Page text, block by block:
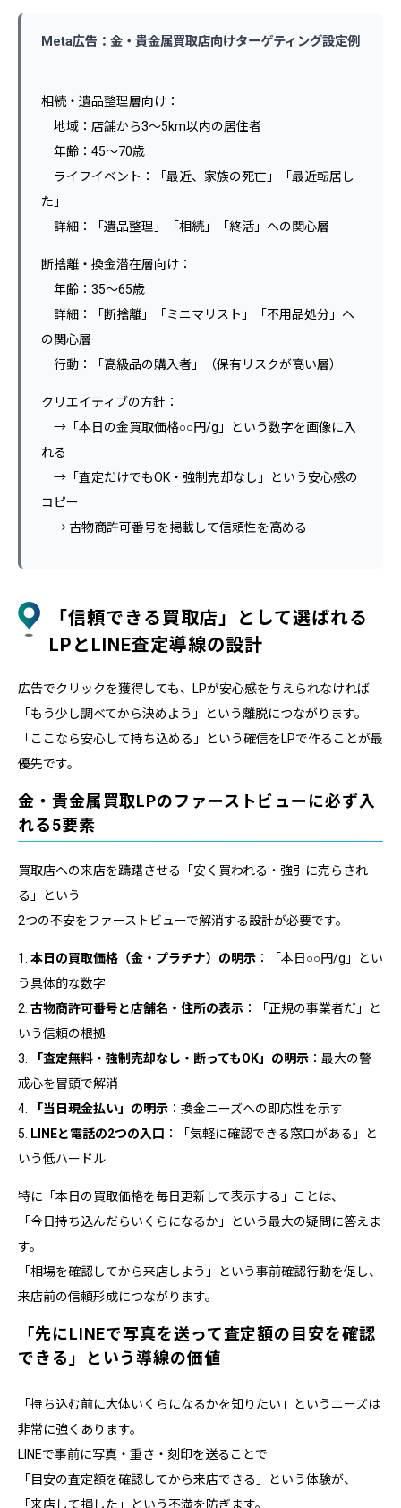
Meta広告：金・貴金属買取店向けターゲティング設定例
相続・遺品整理層向け：
地域：店舗から3〜5km以内の居住者
年齢：45〜70歳
ライフイベント：「最近、家族の死亡」「最近転居し
た」
詳細：「遺品整理」「相続」「終活」への関心層
断捨離・換金潜在層向け：
年齢：35〜65歳
詳細：「断捨離」「ミニマリスト」「不用品処分」へ
の関心層
行動：「高級品の購入者」（保有リスクが高い層）
クリエイティブの方針：
→「本日の金買取価格○○円/g」という数字を画像に入
れる
→「査定だけでもOK・強制売却なし」という安心感の
コピー
→ 古物商許可番号を掲載して信頼性を高める
「信頼できる買取店」として選ばれる
LPとLINE査定導線の設計
広告でクリックを獲得しても、LPが安心感を与えられなければ
「もう少し調べてから決めよう」という離脱につながります。
「ここなら安心して持ち込める」という確信をLPで作ることが最
優先です。
金・貴金属買取LPのファーストビューに必ず入
れる5要素
買取店への来店を躊躇させる「安く買われる・強引に売らされ
る」という
2つの不安をファーストビューで解消する設計が必要です。
1. 本日の買取価格（金・プラチナ）の明示 ：「本日○○円/g」とい
う具体的な数字
2. 古物商許可番号と店舗名・住所の表示 ：「正規の事業者だ」と
いう信頼の根拠
3.
「査定無料・強制売却なし・断ってもOK」の明示 ：最大の警
戒心を冒頭で解消
4.
「当日現金払い」の明示 ：換金ニーズへの即応性を示す
5.
LINEと電話の2つの入口 ：「気軽に確認できる窓口がある」と
いう低ハードル
特に「本日の買取価格を毎日更新して表示する」ことは、
「今日持ち込んだらいくらになるか」という最大の疑問に答えま
す。
「相場を確認してから来店しよう」という事前確認行動を促し、
来店前の信頼形成につながります。
「先にLINEで写真を送って査定額の目安を確認
できる」という導線の価値
「持ち込む前に大体いくらになるかを知りたい」というニーズは
非常に強くあります。
LINEで事前に写真・重さ・刻印を送ることで
「目安の査定額を確認してから来店できる」という体験が、
「来店して損した」という不満を防ぎます。